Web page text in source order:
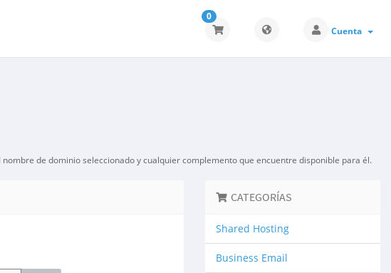
0
Cuenta
nombre de dominio seleccionado y cualquier complemento que encuentre disponible para él.
CATEGORÍAS
Shared Hosting
Business Email